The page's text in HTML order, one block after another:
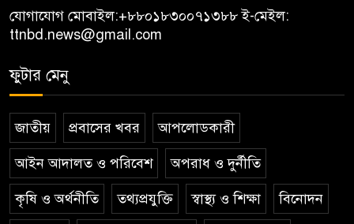
যোগাযোগ মোবাইল:+৮৮০১৮৩০০৭১৩৮৮ই-মেইল:
ttnbd.news@gmail.com
ফুটার মেনু
জাতীয় প্রবাসের খবর আপলোডকারী
আইন আদালত ও পরিবেশ অপরাধ ও দুর্নীতি
কৃষি ও অর্থনীতি তথ্যপ্রযুক্তি স্বাস্থ্য ও শিক্ষা বিনোদন